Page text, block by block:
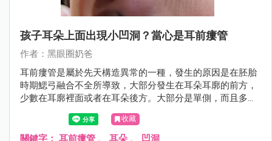
孩子耳朵上面出現小凹洞？當心是耳前瘻管
作者：黑眼圈奶爸
耳前瘻管是屬於先天構造異常的一種，發生的原因是在胚胎
時期鰓弓融合不全所導致，大部分發生在耳朵耳廓的前方，
少數在耳廓裡面或者在耳朵後方。大部分是單側，而且多發
收藏
關鍵字： 耳前瘻管 、 耳朵 、 凹洞